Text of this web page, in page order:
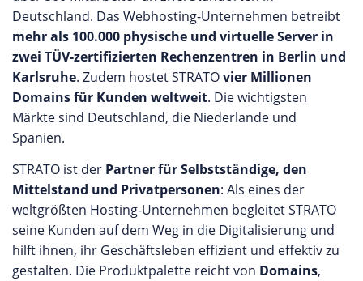
Deutschland. Das Webhosting-Unternehmen betreibt
mehr als 100.000 physische und virtuelle Server in
zwei TÜV-zertifizierten Rechenzentren in Berlin und
Karlsruhe. Zudem hostet STRATOvier Millionen
Domains für Kunden weltweit. Die wichtigsten
Märkte sind Deutschland, die Niederlande und
Spanien.
STRATO ist der Partner für Selbstständige, den
Mittelstand und Privatpersonen: Als eines der
weltgrößten Hosting-Unternehmen begleitet STRATO
seine Kunden auf dem Weg in die Digitalisierung und
hilft ihnen, ihr Geschäftsleben effizient und effektiv zu
gestalten. Die Produktpalette reicht von Domains,